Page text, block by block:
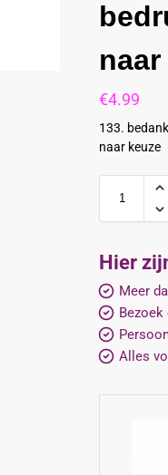
€4.99
133.
naar keuze
Hier
Meer
Alles